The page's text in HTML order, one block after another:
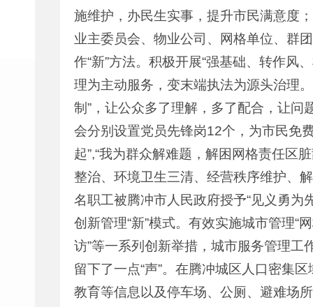
施维护，办民生实事，提升市民满意度
业主委员会、物业公司、网格单位、群
作“新”方法。积极开展“强基础、转作风
理为主动服务，变末端执法为源头治理
制”，让公众多了理解，多了配合，让
会分别设置党员先锋岗12个，为市民免
起”,“我为群众解难题，解困网格责任区
整治、环境卫生三清、经营秩序维护、
名职工被腾冲市人民政府授予“见义勇为
创新管理“新”模式。有效实施城市管理“
访”等一系列创新举措，城市服务管理工
留下了一点“声”。在腾冲城区人口密集
教育等信息以及停车场、公厕、避难场